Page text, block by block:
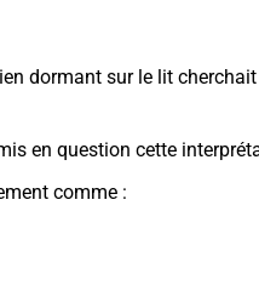
dormant sur le lit
en question cette
comme :